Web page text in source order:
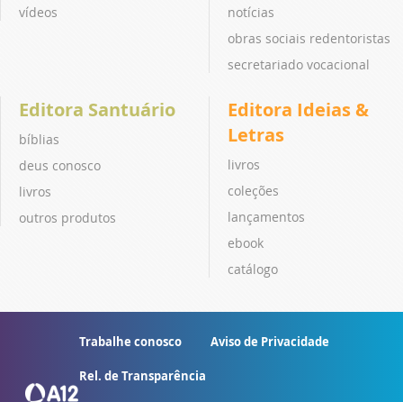
vídeos
notícias
obras sociais redentoristas
secretariado vocacional
Editora Santuário
bíblias
deus conosco
livros
outros produtos
Editora Ideias &
Letras
livros
coleções
lançamentos
ebook
catálogo
Trabalhe conosco Aviso de Privacidade
Rel. de Transparência